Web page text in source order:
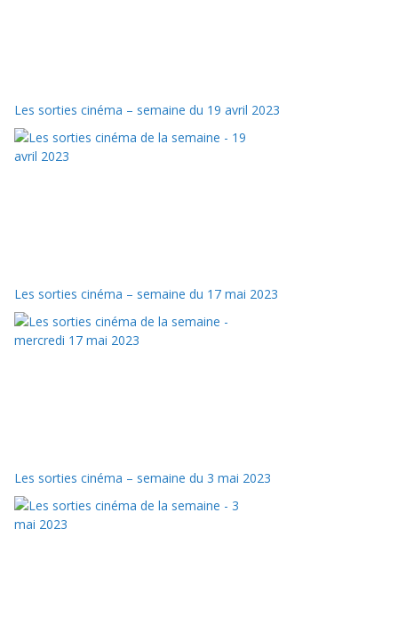
Les sorties cinéma – semaine du 19 avril 2023
Les sorties cinéma – semaine du 17 mai 2023
Les sorties cinéma – semaine du 3 mai 2023